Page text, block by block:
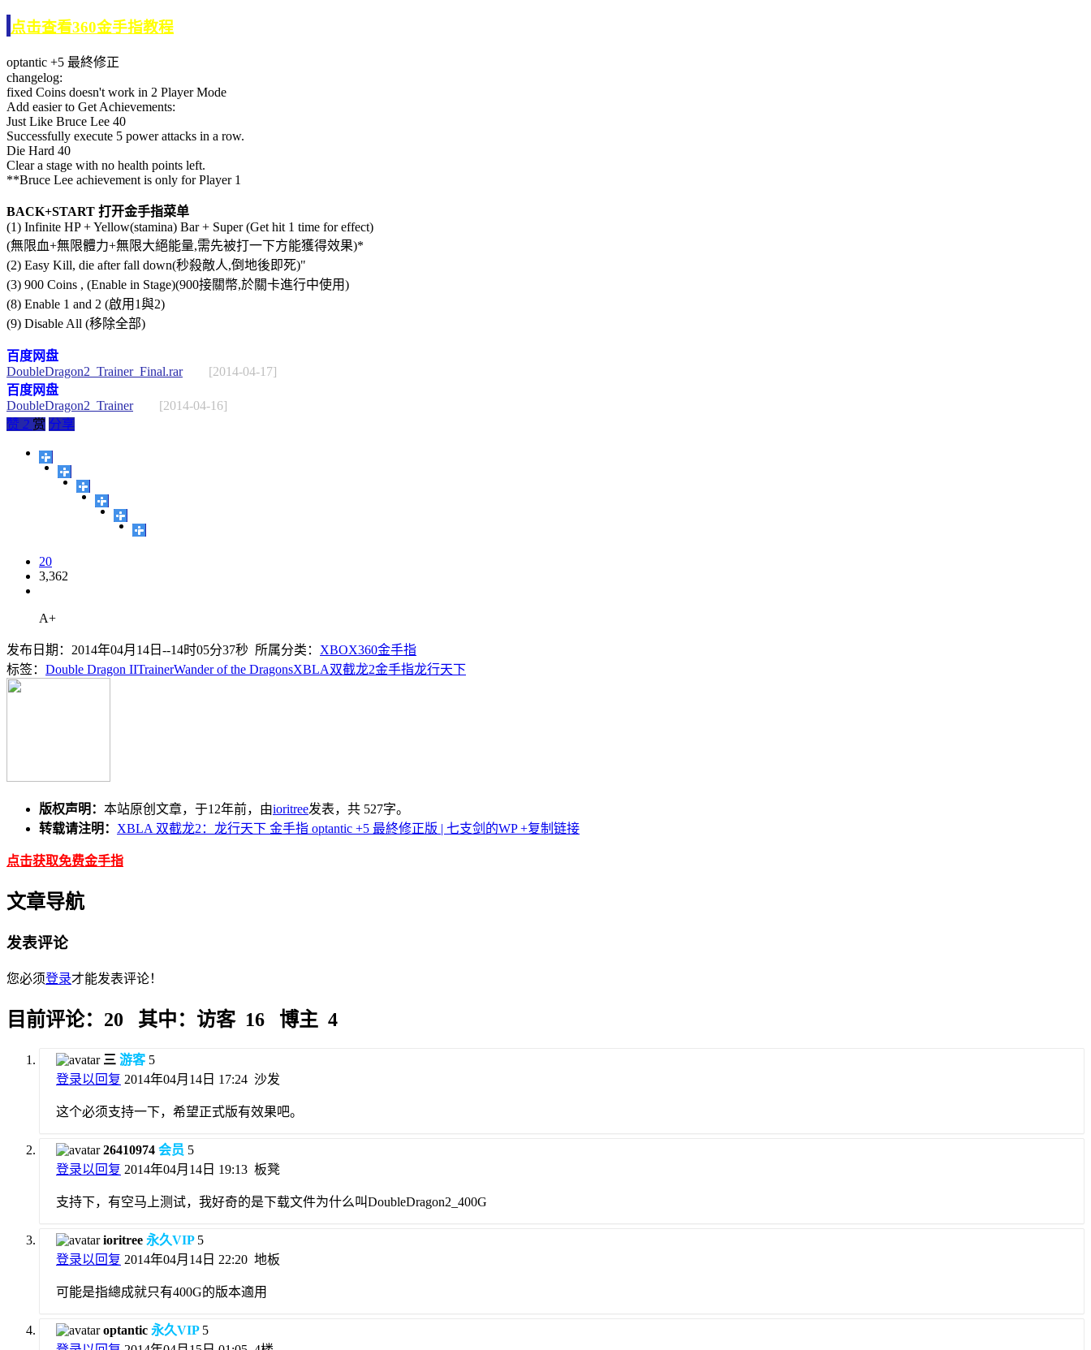
点击查看360金手指教程
optantic +5 最終修正
changelog:
fixed Coins doesn't work in 2 Player Mode
Add easier to Get Achievements:
Just Like Bruce Lee 40
Successfully execute 5 power attacks in a row.
Die Hard 40
Clear a stage with no health points left.
**Bruce Lee achievement is only for Player 1
BACK+START 打开金手指菜单
(1) Infinite HP + Yellow(stamina) Bar + Super (Get hit 1 time for effect)
(無限血+無限體力+無限大絕能量,需先被打一下方能獲得效果)*
(2) Easy Kill, die after fall down(秒殺敵人,倒地後即死)"
(3) 900 Coins , (Enable in Stage)(900接關幣,於關卡進行中使用)
(8) Enable 1 and 2 (啟用1與2)
(9) Disable All (移除全部)
百度网盘
DoubleDragon2_Trainer_Final.rar
[2014-04-17]
百度网盘
DoubleDragon2_Trainer
[2014-04-16]
赞 2 赏 分享
20
3,362
A+
发布日期：2014年04月14日--14时05分37秒 所属分类： XBOX360金手指
标签： Double Dragon IITrainerWander of the DragonsXBLA双截龙2金手指龙行天下
版权声明： 本站原创文章，于12年前，由ioritree发表，共 527字。
转载请注明： XBLA 双截龙2：龙行天下 金手指 optantic +5 最終修正版 | 七支剑的WP+复制链接
点击获取免费金手指
文章导航
发表评论
您必须登录才能发表评论！
目前评论：20 其中：访客 16 博主 4
三 游客 5
登录以回复 2014年04月14日 17:24 沙发
这个必须支持一下，希望正式版有效果吧。
26410974 会员 5
登录以回复 2014年04月14日 19:13 板凳
支持下，有空马上测试，我好奇的是下载文件为什么叫DoubleDragon2_400G
ioritree 永久VIP 5
登录以回复 2014年04月14日 22:20 地板
可能是指總成就只有400G的版本適用
optantic 永久VIP 5